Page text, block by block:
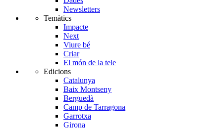
Newsletters
Temàtics
Impacte
Next
Viure bé
Criar
El món de la tele
Edicions
Catalunya
Baix Montseny
Berguedà
Camp de Tarragona
Garrotxa
Girona